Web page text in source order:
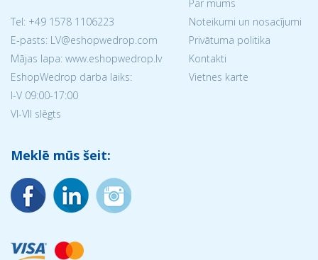
Tel: +49 1578 1106223
E-pasts: LV@eshopwedrop.com
Mājas lapa: www.eshopwedrop.lv
EshopWedrop darba laiks:
I-V 09:00-17:00
VI-VII slēgts
Par mums
Noteikumi un nosacījumi
Privātuma politika
Kontakti
Vietnes karte
Meklē mūs šeit: